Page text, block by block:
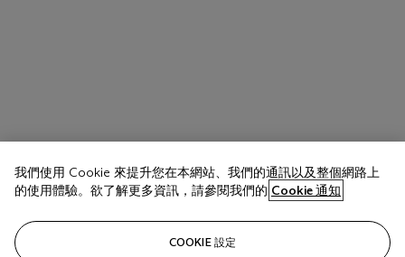
我們使用 Cookie 來提升您在本網站、我們的通訊以及整個網路上
的使用體驗。欲了解更多資訊，請參閱我們的 Cookie 通知
COOKIE 設定